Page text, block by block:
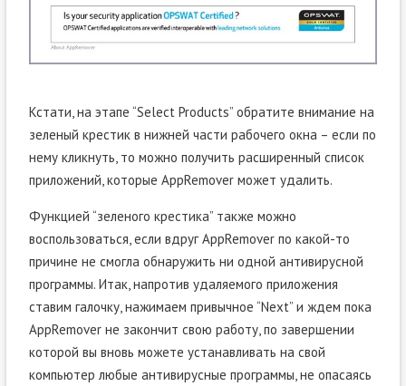
Кстати, на этапе “Select Products” обратите внимание на
зеленый крестик в нижней части рабочего окна – если по
нему кликнуть, то можно получить расширенный список
приложений, которые AppRemover может удалить.
Функцией “зеленого крестика” также можно
воспользоваться, если вдруг AppRemover по какой-то
причине не смогла обнаружить ни одной антивирусной
программы. Итак, напротив удаляемого приложения
ставим галочку, нажимаем привычное “Next” и ждем пока
AppRemover не закончит свою работу, по завершении
которой вы вновь можете устанавливать на свой
компьютер любые антивирусные программы, не опасаясь